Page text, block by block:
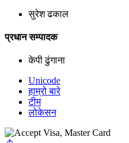
सुरेश ढकाल
प्रधान सम्पादक
केपी ढुंगाना
Unicode
हाम्रो बारे
टीम
लोकेसन